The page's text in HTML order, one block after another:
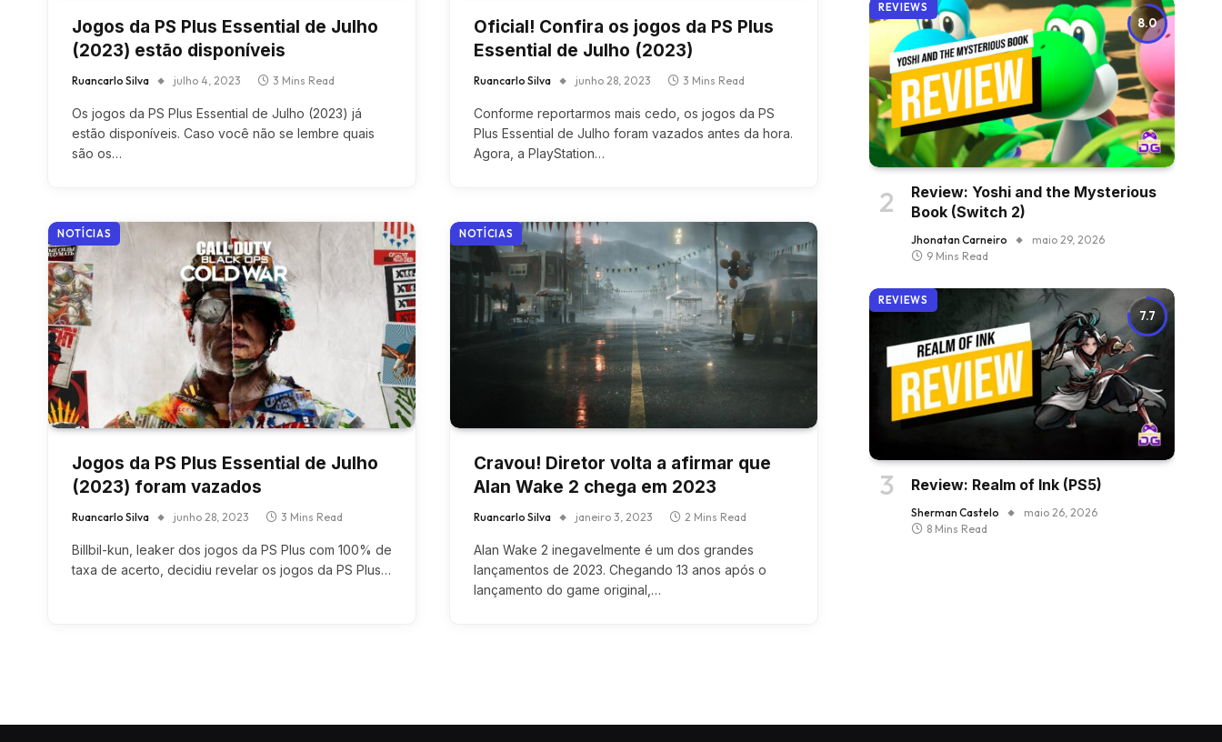
Jogos da PS Plus Essential de Julho
(2023) estão disponíveis
Ruancarlo Silva julho 4, 2023 3 Mins Read
Os jogos da PS Plus Essential de Julho (2023) já
estão disponíveis. Caso você não se lembre quais
são os…
Oficial! Confira os jogos da PS Plus
Essential de Julho (2023)
Ruancarlo Silva junho 28, 2023 3 Mins Read
Conforme reportarmos mais cedo, os jogos da PS
Plus Essential de Julho foram vazados antes da hora.
Agora, a PlayStation…
NOTÍCIAS
Jogos da PS Plus Essential de Julho
(2023) foram vazados
Ruancarlo Silva junho 28, 2023 3 Mins Read
Billbil-kun, leaker dos jogos da PS Plus com 100% de
taxa de acerto, decidiu revelar os jogos da PS Plus…
NOTÍCIAS
Cravou! Diretor volta a afirmar que
Alan Wake 2 chega em 2023
Ruancarlo Silva janeiro 3, 2023 2 Mins Read
Alan Wake 2 inegavelmente é um dos grandes
lançamentos de 2023. Chegando 13 anos após o
lançamento do game original,…
8.0
REVIEWS
Review: Yoshi and the Mysterious
Book (Switch 2)
Jhonatan Carneiro
maio 29, 2026
9 Mins Read
7.7
REVIEWS
Review: Realm of Ink (PS5)
Sherman Castelo
maio 26, 2026
8 Mins Read